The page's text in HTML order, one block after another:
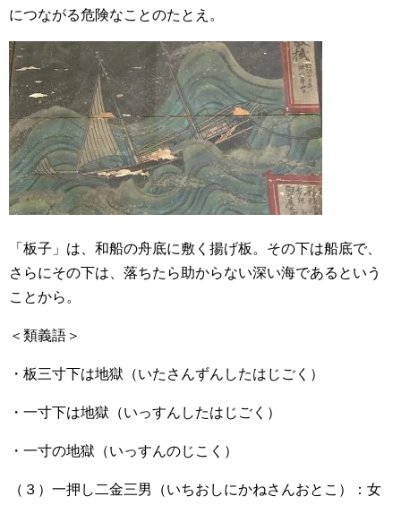
につながる危険なことのたとえ。
「板子」は、和船の舟底に敷く揚げ板。その下は船底で、
さらにその下は、落ちたら助からない深い海であるという
ことから。
＜類義語＞
・板三寸下は地獄（いたさんずんしたはじごく）
・一寸下は地獄（いっすんしたはじごく）
・一寸の地獄（いっすんのじこく）
（３）一押し二金三男（いちおしにかねさんおとこ）：女